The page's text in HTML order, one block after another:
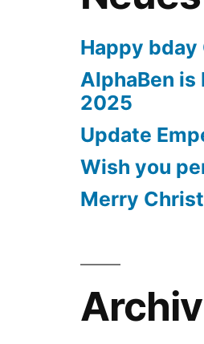
Happy bday
AlphaBen
2025
Update
Wish you
Merry
Archiv